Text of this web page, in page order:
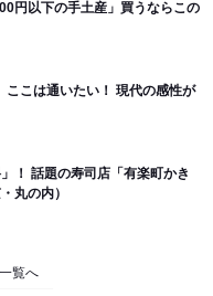
円以下の手土産」買うならこの
ここは通いたい！ 現代の感性が
！ 話題の寿司店「有楽町かき
丸の内）
覧へ